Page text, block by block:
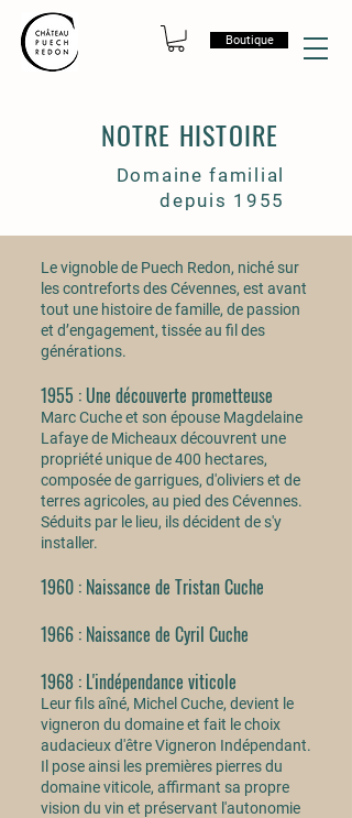
Boutique
NOTRE HISTOIRE
Domaine familial
depuis 1955
Le vignoble de Puech Redon, niché sur
les contreforts des Cévennes, est avant
tout une histoire de famille, de passion
et d’engagement, tissée au fil des
générations.
1955 : Une découverte prometteuse
Marc Cuche et son épouse Magdelaine
Lafaye de Micheaux découvrent une
propriété unique de 400 hectares,
composée de garrigues, d'oliviers et de
terres agricoles, au pied des Cévennes.
Séduits par le lieu, ils décident de s'y
installer.
1960 : Naissance de Tristan Cuche
1966 : Naissance de Cyril Cuche
1968 : L'indépendance viticole
Leur fils aîné, Michel Cuche, devient le
vigneron du domaine et fait le choix
audacieux d'être Vigneron Indépendant.
Il pose ainsi les premières pierres du
domaine viticole, affirmant sa propre
vision du vin et préservant l'autonomie